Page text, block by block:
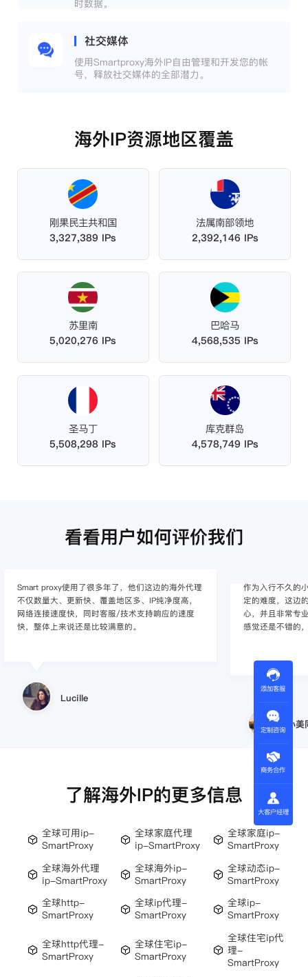
时数据。
社交媒体
使用Smartproxy海外IP自由管理和开发您的帐
号，释放社交媒体的全部潜力。
海外IP资源地区覆盖
刚果民主共和国
3,327,389 IPs
法属南部领地
2,392,146 IPs
苏里南
5,020,276 IPs
巴哈马
4,568,535 IPs
圣马丁
5,508,298 IPs
库克群岛
4,578,749 IPs
看看用户如何评价我们
作为入行不久的小白，上手使用Smart proxy会有一
定的难度，这边的客服人员/技术支持人员非常有耐
心，并且非常专业，很快就上手了，使用体验整体
感觉还是不错的，非常推荐身边的同行使用。
小美同学
作为一家跨境电
上面经营着多个
着强烈的需求，
商，不是断网就
王伟
了解海外IP的更多信息
全球可用ip-
SmartProxy
全球家庭代理
ip-SmartProxy
全球家庭ip-
SmartProxy
全球海外代理
ip-SmartProxy
全球海外ip-
SmartProxy
全球动态ip-
SmartProxy
全球http-
SmartProxy
全球ip代理-
SmartProxy
全球ip-
SmartProxy
全球http代理-
SmartProxy
全球住宅ip-
SmartProxy
全球住宅ip代
理-
SmartProxy
添加客服
定制咨询
商务合作
大客户经理